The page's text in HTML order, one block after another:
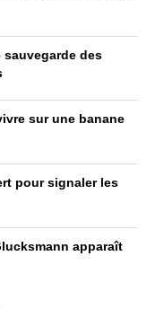
des
sur une banane
pour signaler les
apparaît